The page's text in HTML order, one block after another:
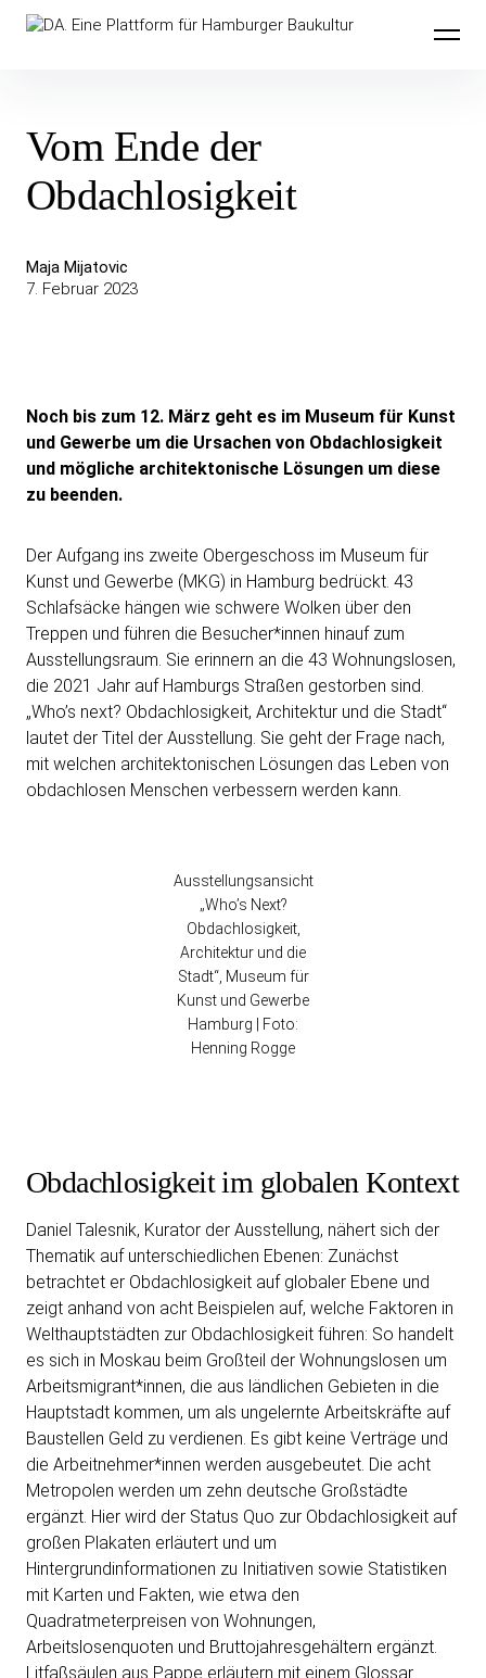
Inhalte
überspringenDA. Eine Plattform für Hamburger
Vom Ende der
Obdachlosigkeit
Maja Mijatovic
7. Februar 2023
Noch bis zum 12. März geht es im Museum für Kunst
und Gewerbe um die Ursachen von Obdachlosigkeit
und mögliche architektonische Lösungen um diese
zu beenden.
Der Aufgang ins zweite Obergeschoss im Museum für
Kunst und Gewerbe (MKG) in Hamburg bedrückt. 43
Schlafsäcke hängen wie schwere Wolken über den
Treppen und führen die Besucher*innen hinauf zum
Ausstellungsraum. Sie erinnern an die 43 Wohnungslosen,
die 2021 Jahr auf Hamburgs Straßen gestorben sind.
„Who’s next? Obdachlosigkeit, Architektur und die Stadt“
lautet der Titel der Ausstellung. Sie geht der Frage nach,
mit welchen architektonischen Lösungen das Leben von
obdachlosen Menschen verbessern werden kann.
Ausstellungsansicht
„Who’s Next?
Obdachlosigkeit,
Architektur und die
Stadt“, Museum für
Kunst und Gewerbe
Hamburg | Foto:
Henning Rogge
Obdachlosigkeit im globalen Kontext
Daniel Talesnik, Kurator der Ausstellung, nähert sich der
Thematik auf unterschiedlichen Ebenen: Zunächst
betrachtet er Obdachlosigkeit auf globaler Ebene und
zeigt anhand von acht Beispielen auf, welche Faktoren in
Welthauptstädten zur Obdachlosigkeit führen: So handelt
es sich in Moskau beim Großteil der Wohnungslosen um
Arbeitsmigrant*innen, die aus ländlichen Gebieten in die
Hauptstadt kommen, um als ungelernte Arbeitskräfte auf
Baustellen Geld zu verdienen. Es gibt keine Verträge und
die Arbeitnehmer*innen werden ausgebeutet. Die acht
Metropolen werden um zehn deutsche Großstädte
ergänzt. Hier wird der Status Quo zur Obdachlosigkeit auf
großen Plakaten erläutert und um
Hintergrundinformationen zu Initiativen sowie Statistiken
mit Karten und Fakten, wie etwa den
Quadratmeterpreisen von Wohnungen,
Arbeitslosenquoten und Bruttojahresgehältern ergänzt.
Litfaßsäulen aus Pappe erläutern mit einem Glossar